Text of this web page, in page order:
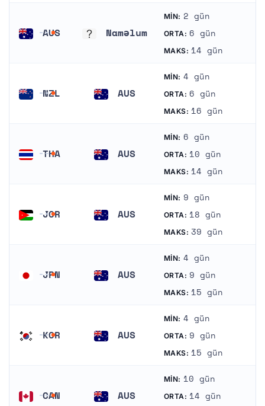
AUS Naməlum
MIN: 2 gün
ORTA: 6 gün
MAKS: 14 gün
NZL AUS
MIN: 4 gün
ORTA: 6 gün
MAKS: 16 gün
THA AUS
MIN: 6 gün
ORTA: 10 gün
MAKS: 14 gün
JOR AUS
MIN: 9 gün
ORTA: 18 gün
MAKS: 39 gün
JPN AUS
MIN: 4 gün
ORTA: 9 gün
MAKS: 15 gün
KOR AUS
MIN: 4 gün
ORTA: 9 gün
MAKS: 15 gün
CAN AUS
MIN: 10 gün
ORTA: 14 gün